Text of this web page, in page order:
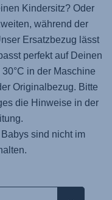
Kindersitz? Oder
während der
Ersatzbezug lässt
perfekt auf Deinen
in der Maschine
Originalbezug. Bitte
die Hinweise in der
sind nicht im